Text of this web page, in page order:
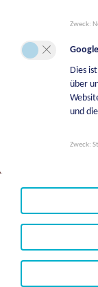
+43 664
Zweck:
Dies
über
und
Zweck: